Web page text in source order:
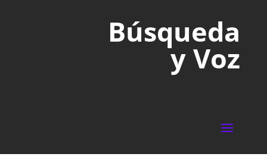
Búsqueda
y Voz